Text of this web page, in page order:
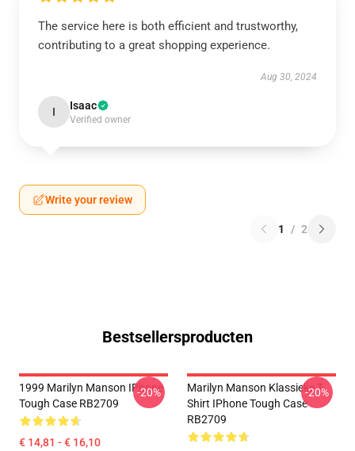
The service here is both efficient and trustworthy,
contributing to a great shopping experience.
Aug 30, 2024
I Isaac
Verified owner
Write your review
1 / 2
Bestsellersproducten
1999 Marilyn Manson IPhone
Tough Case RB2709
€ 14,81 - € 16,10
-20%
Marilyn Manson Klassieke T-
Shirt IPhone Tough Case
RB2709
-20%